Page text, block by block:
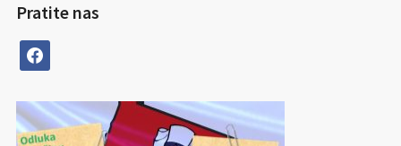
Pratite nas
facebook